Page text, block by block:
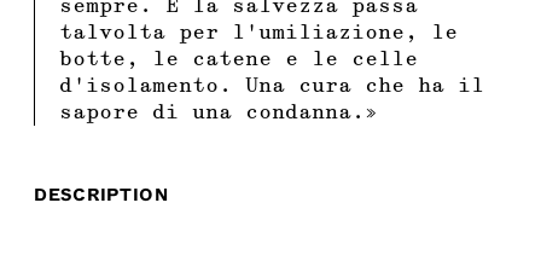
sempre. E la salvezza passa
talvolta per l’umiliazione, le
botte, le catene e le celle
d’isolamento. Una cura che ha il
sapore di una condanna.»
DESCRIPTION